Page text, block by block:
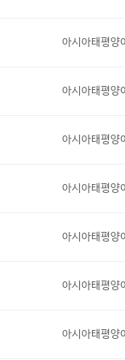
아시아태평양
아시아태평양
아시아태평양
아시아태평양
아시아태평양
아시아태평양
아시아태평양